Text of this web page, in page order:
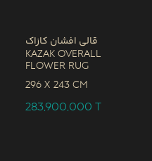
قالی افشان کازاک
Kazak Overall
Flower Rug
296 x 243 CM
283,900,000T